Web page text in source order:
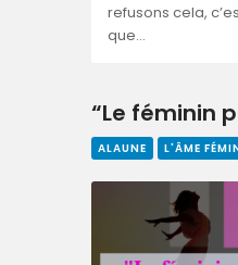
refusons cela,
que…
“Le féminin
ALAUNE L'ÂME